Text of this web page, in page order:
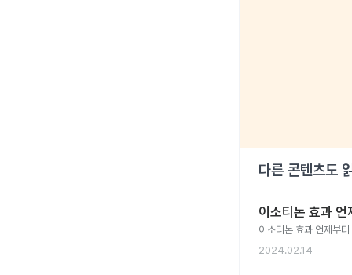
다른 콘텐츠도
이소티논 효과
이소티논 효과 언제부
2024.02.14